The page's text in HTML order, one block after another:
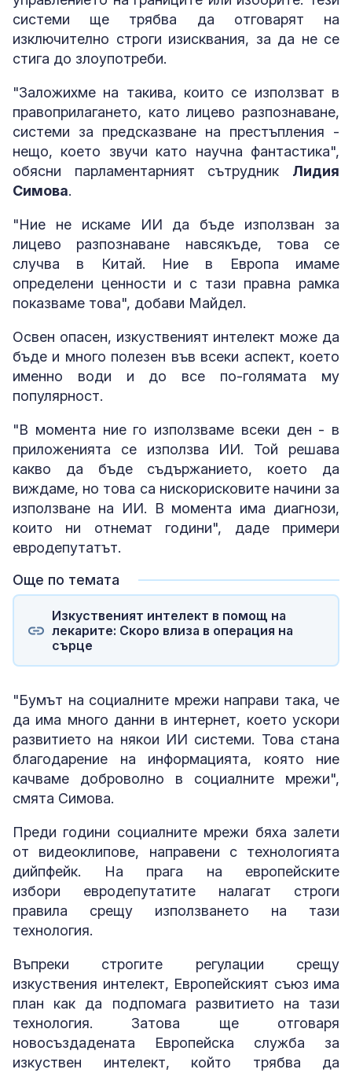
системи ще трябва да отговарят на
изключително строги изисквания, за да не се
стига до злоупотреби.
"Заложихме на такива, които се използват в
правоприлагането, като лицево разпознаване,
системи за предсказване на престъпления -
нещо, което звучи като научна фантастика",
обясни парламентарният сътрудник Лидия
Симова.
"Ние не искаме ИИ да бъде използван за
лицево разпознаване навсякъде, това се
случва в Китай. Ние в Европа имаме
определени ценности и с тази правна рамка
показваме това", добави Майдел.
Освен опасен, изкуственият интелект може да
бъде и много полезен във всеки аспект, което
именно води и до все по-голямата му
популярност.
"В момента ние го използваме всеки ден - в
приложенията се използва ИИ. Той решава
какво да бъде съдържанието, което да
виждаме, но това са нискорисковите начини за
използване на ИИ. В момента има диагнози,
които ни отнемат години", даде примери
евродепутатът.
Още по темата
Изкуственият интелект в помощ на
лекарите: Скоро влиза в операция на
сърце
"Бумът на социалните мрежи направи така, че
да има много данни в интернет, което ускори
развитието на някои ИИ системи. Това стана
благодарение на информацията, която ние
качваме доброволно в социалните мрежи",
смята Симова.
Преди години социалните мрежи бяха залети
от видеоклипове, направени с технологията
дийпфейк. На прага на европейските
избори евродепутатите налагат строги
правила срещу използването на тази
технология.
Въпреки строгите регулации срещу
изкуствения интелект, Европейският съюз има
план как да подпомага развитието на тази
технология. Затова ще отговаря
новосъздадената Европейска служба за
изкуствен интелект, който трябва да